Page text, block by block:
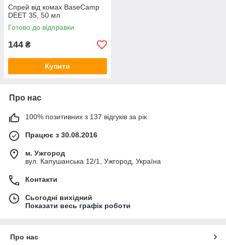
Спрей від комах BaseCamp
DEET 35, 50 мл
Готово до відправки
144 ₴
Купити
Про нас
100% позитивних з 137 відгуків за рік
Працює з 30.08.2016
м. Ужгород
вул. Капушанська 12/1, Ужгород, Україна
Контакти
Сьогодні вихідний
Показати весь графік роботи
Про нас